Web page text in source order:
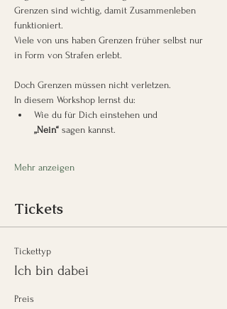
Grenzen sind wichtig, damit Zusammenleben
funktioniert.
Viele von uns haben Grenzen früher selbst nur
in Form von Strafen erlebt.
Doch Grenzen müssen nicht verletzen.
In diesem Workshop lernst du:
Wie du für Dich einstehen und
„Nein“ sagen kannst.
Mehr anzeigen
Tickets
Tickettyp
Ich bin dabei
Preis